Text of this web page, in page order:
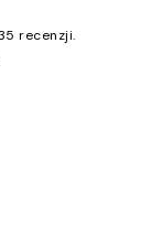
recenzji.